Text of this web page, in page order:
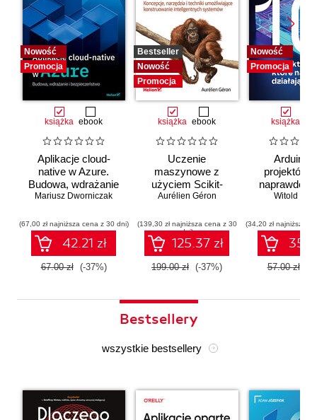
Nowość
Promocja
książka ebook
Aplikacje cloud-
native w Azure.
Budowa, wdrażanie
i bezpieczeństwo
Mariusz Dworniczak
(67,00 zł najniższa cena z 30 dni)
42.21 zł
67.00 zł (-37%)
Bestseller
Nowość
Promocja
książka ebook
Uczenie
maszynowe z
użyciem Scikit-
Learn i PyTorch.
narzędzia i techniki
umożliwiające
konstruowanie
inteligentnych
systemów
Aurélien Géron
(139,30 zł najniższa cena z 30
dni)
125.37 zł
199.00 zł (-37%)
Nowość
Promocja
książka
Arduino.
projektów,
naprawdę
Witold
(34,20 zł najniższa
57.00 zł
Bestsellery
wszystkie bestsellery